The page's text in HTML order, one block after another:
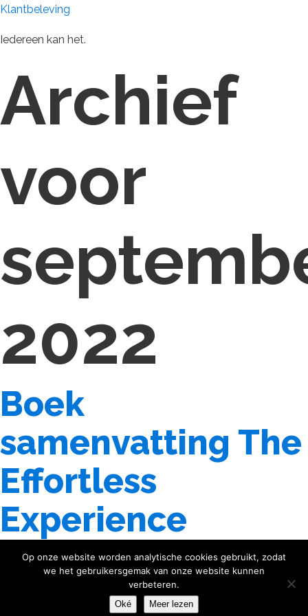
Klantbeleving
Iedereen kan het.
Archief
voor
2022
Boek
samenvatting The
Effortless
Experience
19 september 2022byMarco Gala
Op onze website worden analytische cookies gebruikt, zodat
we het gebruikersgemak van onze website kunnen
verbeteren.
Oké Meer lezen